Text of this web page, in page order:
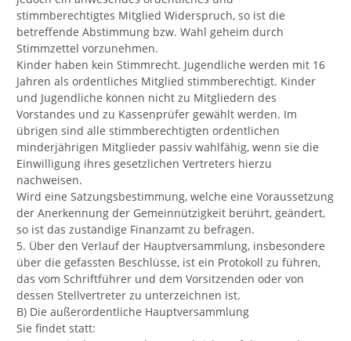
stimmberechtigtes Mitglied Widerspruch, so ist die
betreffende Abstimmung bzw. Wahl geheim durch
Stimmzettel vorzunehmen.
Kinder haben kein Stimmrecht. Jugendliche werden mit 16
Jahren als ordentliches Mitglied stimmberechtigt. Kinder
und Jugendliche können nicht zu Mitgliedern des
Vorstandes und zu Kassenprüfer gewählt werden. Im
übrigen sind alle stimmberechtigten ordentlichen
minderjährigen Mitglieder passiv wahlfähig, wenn sie die
Einwilligung ihres gesetzlichen Vertreters hierzu
nachweisen.
Wird eine Satzungsbestimmung, welche eine Voraussetzung
der Anerkennung der Gemeinnützigkeit berührt, geändert,
so ist das zuständige Finanzamt zu befragen.
5. Über den Verlauf der Hauptversammlung, insbesondere
über die gefassten Beschlüsse, ist ein Protokoll zu führen,
das vom Schriftführer und dem Vorsitzenden oder von
dessen Stellvertreter zu unterzeichnen ist.
B) Die außerordentliche Hauptversammlung
Sie findet statt: